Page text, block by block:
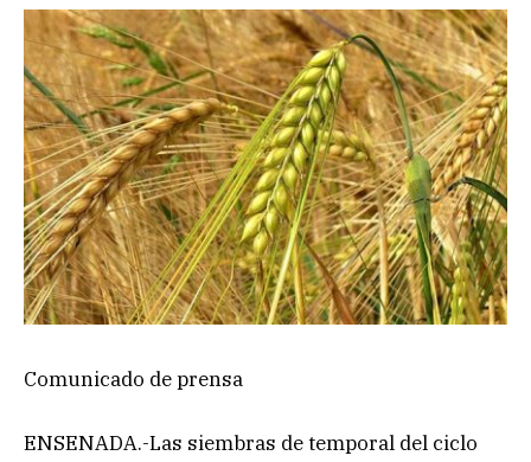
Comunicado de prensa
ENSENADA.-Las siembras de temporal del ciclo